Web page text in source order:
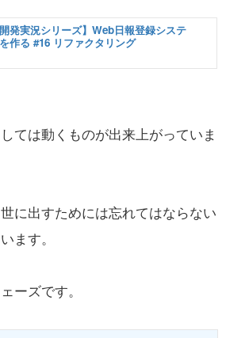
開発実況シリーズ】Web日報登録システ
作る #16 リファクタリング
ては動くものが出来上がっていま
に出すためには忘れてはならない
ます。
ーズです。